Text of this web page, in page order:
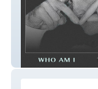
Sharky's Music